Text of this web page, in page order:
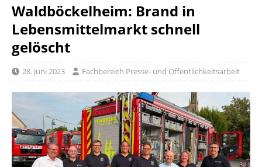
Waldböckelheim: Brand in
Lebensmittelmarkt schnell
gelöscht
28. Juni 2023 Fachbereich Presse- und Öffentlichkeitsarbeit